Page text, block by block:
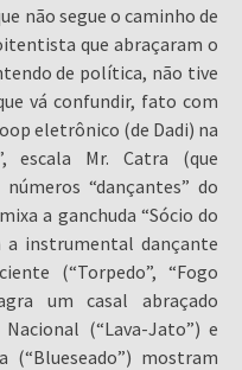
não segue o caminho de
que abraçaram o
de política, não tive
vá confundir, fato com
eletrônico (de Dadi) na
escala Mr. Catra (que
“dançantes” do
a ganchuda “Sócio do
a instrumental dançante
(“Torpedo”, “Fogo
um casal abraçado
(“Lava-Jato”) e
mostram